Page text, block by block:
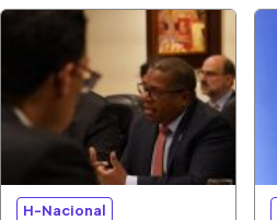
H-Nacional